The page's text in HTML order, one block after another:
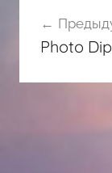
по
записям
Photo